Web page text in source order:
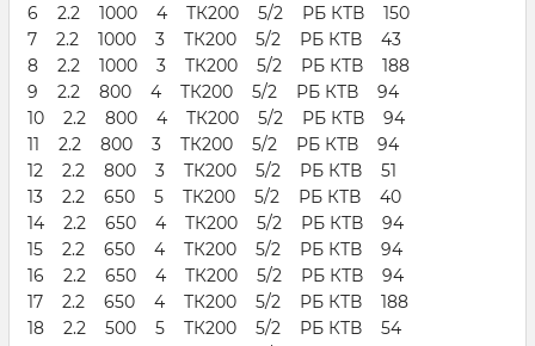
6 2.2 1000 4 ТК200 5/2 РБ КТВ 150
7 2.2 1000 3 ТК200 5/2 РБ КТВ 43
8 2.2 1000 3 ТК200 5/2 РБ КТВ 188
9 2.2 800 4 ТК200 5/2 РБ КТВ 94
10 2.2 800 4 ТК200 5/2 РБ КТВ 94
11 2.2 800 3 ТК200 5/2 РБ КТВ 94
12 2.2 800 3 ТК200 5/2 РБ КТВ 51
13 2.2 650 5 ТК200 5/2 РБ КТВ 40
14 2.2 650 4 ТК200 5/2 РБ КТВ 94
15 2.2 650 4 ТК200 5/2 РБ КТВ 94
16 2.2 650 4 ТК200 5/2 РБ КТВ 94
17 2.2 650 4 ТК200 5/2 РБ КТВ 188
18 2.2 500 5 ТК200 5/2 РБ КТВ 54